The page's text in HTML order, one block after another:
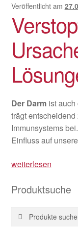
Veröffentlicht am
Der Darmist auch
trägt
Immunsystems
Einfluss auf
Verstopfung:
und
weiterlesen
Produktsuche
Suche
Suchen